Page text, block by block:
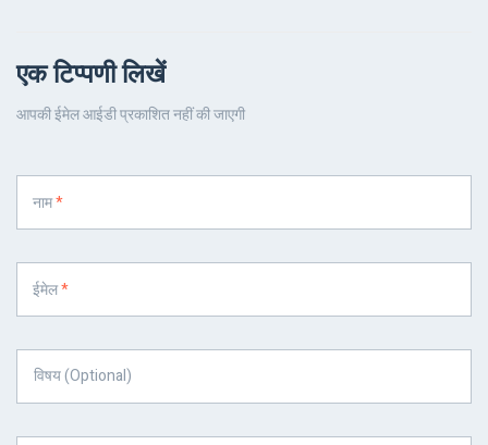
एक टिप्पणी लिखें
आपकी ईमेल आईडी प्रकाशित नहीं की जाएगी